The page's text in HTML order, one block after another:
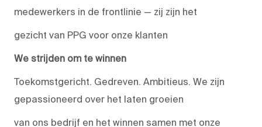
medewerkers in de frontlinie — zij zijn het
gezicht van PPG voor onze klanten
We strijden om te winnen
Toekomstgericht. Gedreven. Ambitieus. We zijn
gepassioneerd over het laten groeien
van ons bedrijf en het winnen samen met onze